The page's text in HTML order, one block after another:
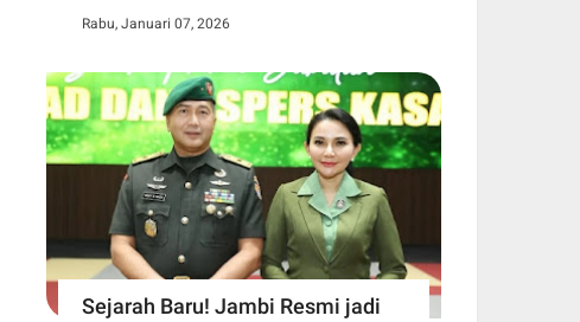
Rabu, Januari 07, 2026
Sejarah Baru! Jambi Resmi jadi